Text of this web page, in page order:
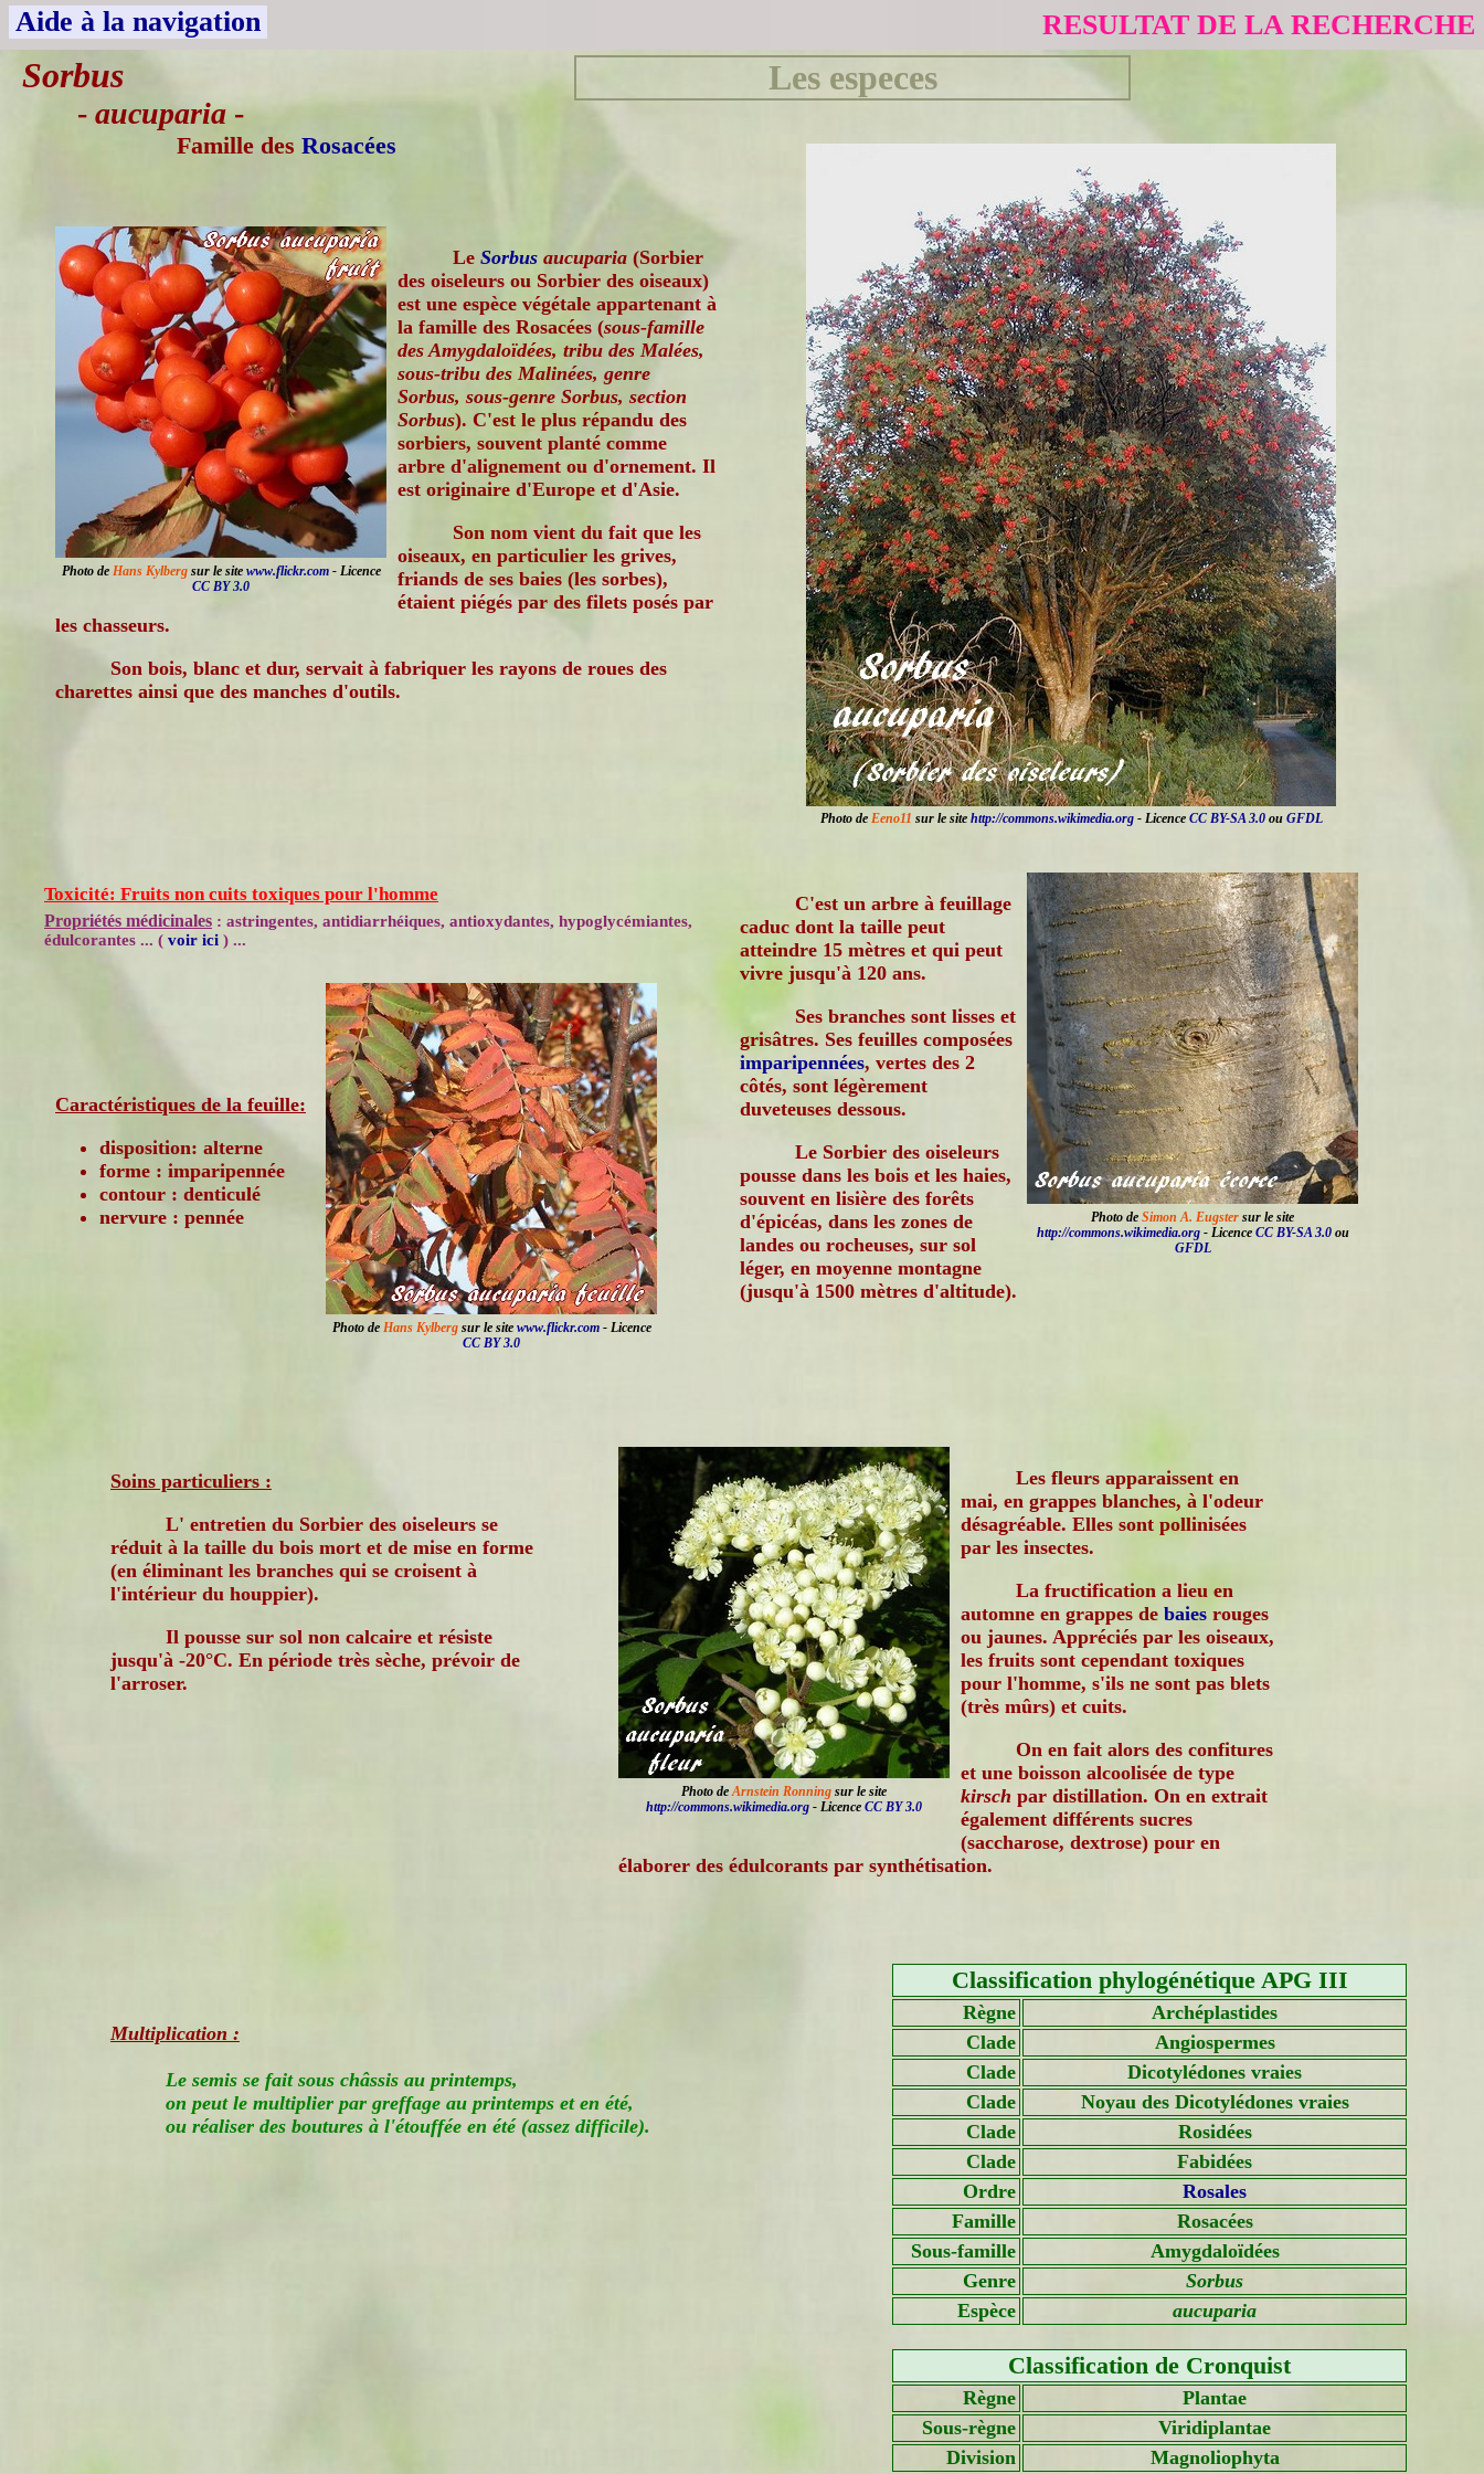
Aide à la navigation RESULTAT DE LA RECHERCHE
Sorbus
- aucuparia-
Famille des Rosacées
Les especes
Photo de Eeno11 sur le site http://commons.wikimedia.org- Licence CC BY-SA 3.0ou GFDL
Photo de Hans Kylbergsur le site www.flickr.com- Licence
CC BY 3.0
Le Sorbus aucuparia (Sorbier
des oiseleurs ou Sorbier des oiseaux)
est une espèce végétale appartenant à
la famille des Rosacées (sous-famille
des Amygdaloïdées, tribu des Malées,
sous-tribu des Malinées, genre
Sorbus, sous-genre Sorbus, section
Sorbus). C'est le plus répandu des
sorbiers, souvent planté comme
arbre d'alignement ou d'ornement. Il
est originaire d'Europe et d'Asie.
Son nom vient du fait que les
oiseaux, en particulier les grives,
friands de ses baies (les sorbes),
étaient piégés par des filets posés par
les chasseurs.
Son bois, blanc et dur, servait à fabriquer les rayons de roues des
charettes ainsi que des manches d'outils.
Toxicité: Fruits non cuits toxiques pour l'homme
Propriétés médicinales : astringentes, antidiarrhéiques, antioxydantes, hypoglycémiantes,
édulcorantes ... ( voir ici ) ...
Photo de Simon A. Eugster sur le site
http://commons.wikimedia.org- Licence CC BY-SA 3.0ou
GFDL
C'est un arbre à feuillage
caduc dont la taille peut
atteindre 15 mètres et qui peut
vivre jusqu'à 120 ans.
Ses branches sont lisses et
grisâtres. Ses feuilles composées
imparipennées, vertes des 2
côtés, sont légèrement
duveteuses dessous.
Le Sorbier des oiseleurs
pousse dans les bois et les haies,
souvent en lisière des forêts
d'épicéas, dans les zones de
landes ou rocheuses, sur sol
léger, en moyenne montagne
(jusqu'à 1500 mètres d'altitude).
Photo de Hans Kylbergsur le site www.flickr.com- Licence
CC BY 3.0
Caractéristiques de la feuille:
disposition: alterne
forme : imparipennée
contour : denticulé
nervure : pennée
Soins particuliers :
L' entretien du Sorbier des oiseleurs se
réduit à la taille du bois mort et de mise en forme
(en éliminant les branches qui se croisent à
l'intérieur du houppier).
Il pousse sur sol non calcaire et résiste
jusqu'à -20°C. En période très sèche, prévoir de
l'arroser.
Photo deArnstein Ronning sur le site
http://commons.wikimedia.org - Licence CC BY 3.0
Les fleurs apparaissent en
mai, en grappes blanches, à l'odeur
désagréable. Elles sont pollinisées
par les insectes.
La fructification a lieu en
automne en grappes de baies rouges
ou jaunes. Appréciés par les oiseaux,
les fruits sont cependant toxiques
pour l'homme, s'ils ne sont pas blets
(très mûrs) et cuits.
On en fait alors des confitures
et une boisson alcoolisée de type
kirsch par distillation. On en extrait
également différents sucres
(saccharose, dextrose) pour en
élaborer des édulcorants par synthétisation.
Multiplication :
Le semis se fait sous châssis au printemps,
on peut le multiplier par greffage au printemps et en été,
ou réaliser des boutures à l'étouffée en été (assez difficile).
Classification phylogénétique APG III
Règne
Archéplastides
Clade
Angiospermes
Clade
Dicotylédones vraies
Clade
Noyau des Dicotylédones vraies
Clade
Rosidées
Clade
Fabidées
Ordre
Rosales
Famille
Rosacées
Sous-famille
Amygdaloïdées
Genre
Sorbus
Espèce
aucuparia
Classification de Cronquist
Règne
Plantae
Sous-règne
Viridiplantae
Division
Magnoliophyta